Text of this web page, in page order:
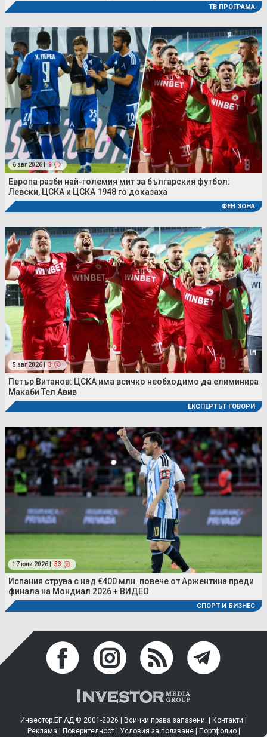
ТВ ПРОГРАМА
6 авг 2026 | 9
Европа разби най-големия мит за българския футбол:
Левски, ЦСКА и ЦСКА 1948 го доказаха
ФЕН ЗОНА
5 авг 2026 | 3
Петър Витанов: ЦСКА има всичко необходимо да елиминира
Макаби Тел Авив
ЕКСПЕРТЪТ ГОВОРИ
17 юли 2026 | 53
Испания струва с над €400 млн. повече от Аржентина преди
финала на Мондиал 2026 + ВИДЕО
СПОРТ И БИЗНЕС
Инвестор.БГ АД © 2001-2026 | Всички права запазени. | Контакти
Реклама
Поверителност| Условия за ползване| Портфолио|